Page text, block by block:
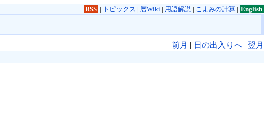
RSS | トピックス | 暦Wiki| 用語解説| こよみの計算| English
前月 | 日の出入りへ | 翌月